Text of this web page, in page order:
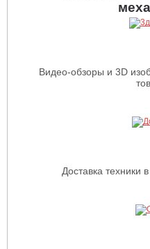
Видео-обзоры и 3D
Доставка техники